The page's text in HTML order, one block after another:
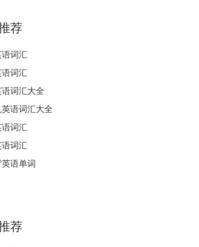
荐
词汇
词汇
词汇大全
语词汇大全
词汇
词汇
语单词
荐